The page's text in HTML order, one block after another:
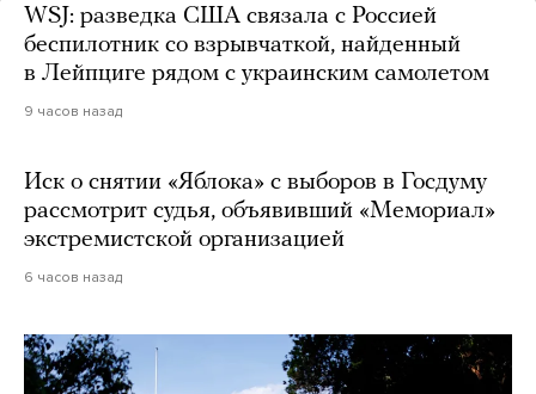
WSJ: разведка США связала с Россией
беспилотник со взрывчаткой, найденный
в Лейпциге рядом с украинским самолетом
9 часов назад
Иск о снятии «Яблока» с выборов в Госдуму
рассмотрит судья, объявивший «Мемориал»
экстремистской организацией
6 часов назад